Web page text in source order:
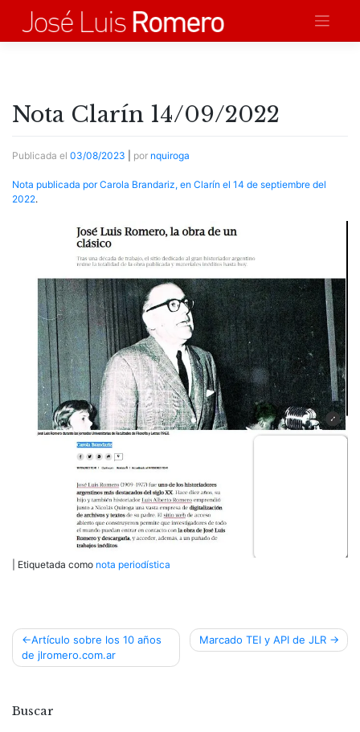
contenido
Nota Clarín 14/09/2022
Publicada el 03/08/2023 por nquiroga
Nota publicada por Carola Brandariz, en Clarín el 14 de septiembre del
2022.
Etiquetada como nota periodística
Navegación
de
Artículo sobre los 10 años
de jlromero.com.ar
Marcado TEI y API de JLR
Buscar